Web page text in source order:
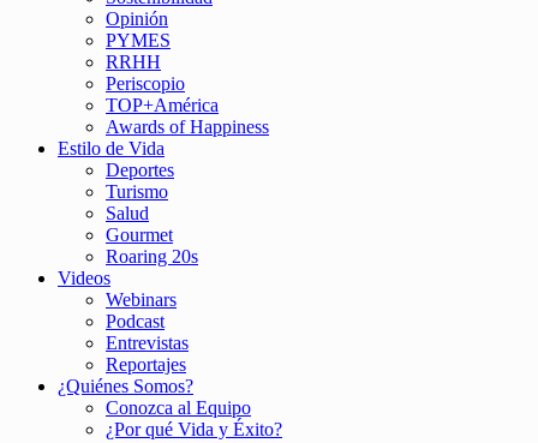
Opinión
PYMES
RRHH
Periscopio
TOP+América
Awards of Happiness
Estilo de Vida
Deportes
Turismo
Salud
Gourmet
Roaring 20s
Videos
Webinars
Podcast
Entrevistas
Reportajes
¿Quiénes Somos?
Conozca al Equipo
¿Por qué Vida y Éxito?